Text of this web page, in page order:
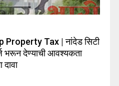
Tax | नांदेड सिटी
भरून देण्याची आवश्यकता